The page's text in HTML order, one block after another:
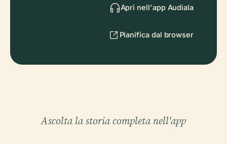
Apri nell'app Audiala
Pianifica dal browser
Ascolta la storia completa nell'app